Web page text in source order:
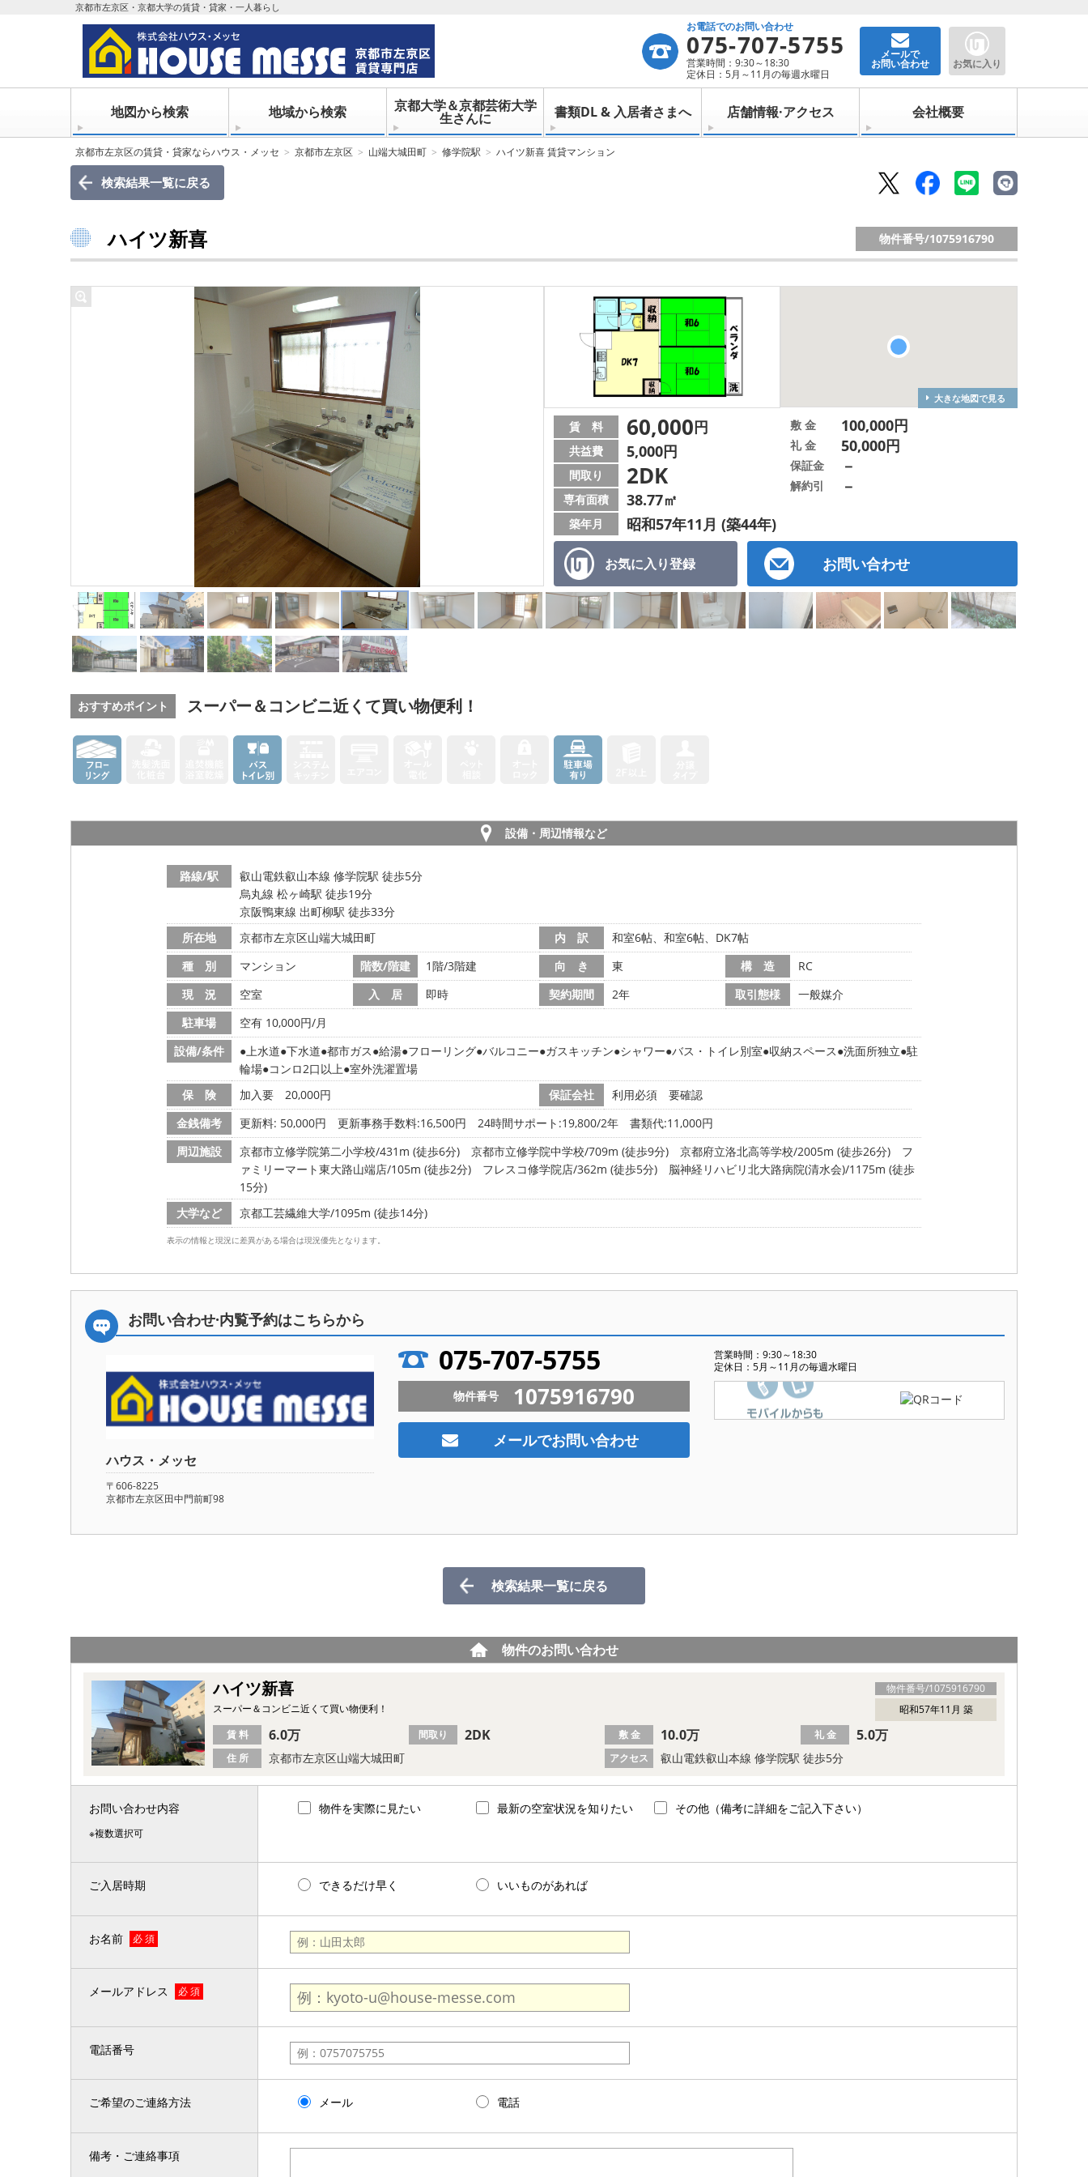
京都市左京区・京都大学の賃貸・貸家・一人暮らし
お電話でのお問い合わせ
075-707-5755
営業時間：9:30～18:30
定休日：5月～11月の毎週水曜日
メールで
お問い合わせ お気に入り
地図から検索 地域から検索 京都大学＆京都芸術大学
生さんに 書類DL & 入居者さまへ 店舗情報·アクセス 会社概要
京都市左京区の賃貸・貸家ならハウス・メッセ 京都市左京区 山端大城田町 修学院駅 ハイツ新喜 賃貸マンション
検索結果一覧に戻る
ハイツ新喜 物件番号/1075916790
大きな地図で見る
お気に入り登録 お問い合わせ
賃 料 60,000円
共益費 5,000円
間取り 2DK
専有面積 38.77㎡
築年月 昭和57年11月 (築44年)
敷 金 100,000円
礼 金 50,000円
保証金 －
解約引 －
おすすめポイント スーパー＆コンビニ近くて買い物便利！
設備・周辺情報など
路線/駅
叡山電鉄叡山本線 修学院駅 徒歩5分
烏丸線 松ヶ崎駅 徒歩19分
京阪鴨東線 出町柳駅 徒歩33分
所在地
京都市左京区山端大城田町 内 訳
和室6帖、和室6帖、DK7帖
種 別
マンション 階数/階建 1階/3階建 向 き 東 構 造
RC
現 況
空室 入 居 即時 契約期間 2年 取引態様
一般媒介
駐車場
空有 10,000円/月
設備/条件
上水道 下水道 都市ガス 給湯 フローリング バルコニー ガスキッチン シャワー バス・トイレ別室 収納スペース 洗面所独立 駐
輪場 コンロ2口以上 室外洗濯置場
保 険
加入要 20,000円 保証会社
利用必須 要確認
金銭備考
更新料: 50,000円
更新事務手数料:16,500円 24時間サポート:19,800/2年 書類代:11,000円
周辺施設
京都市立修学院第二小学校/431m (徒歩6分) 京都市立修学院中学校/709m (徒歩9分) 京都府立洛北高等学校/2005m (徒歩26分)
フ
ァミリーマート東大路山端店/105m (徒歩2分)
フレスコ修学院店/362m (徒歩5分)
脳神経リハビリ北大路病院(清水会)/1175m (徒歩
15分)
大学など
京都工芸繊維大学/1095m (徒歩14分)
表示の情報と現況に差異がある場合は現況優先となります。
お問い合わせ·内覧予約はこちらから
ハウス・メッセ
〒606-8225
京都市左京区田中門前町98
075-707-5755
営業時間：9:30～18:30
定休日：5月～11月の毎週水曜日
物件番号 1075916790
メールでお問い合わせ
検索結果一覧に戻る
物件のお問い合わせ
物件番号/1075916790
ハイツ新喜
昭和57年11月 築
スーパー＆コンビニ近くて買い物便利！
住 所 京都市左京区山端大城田町 アクセス 叡山電鉄叡山本線 修学院駅 徒歩5分
賃 料 6.0万 間取り 2DK 敷 金 10.0万 礼 金 5.0万
お問い合わせ内容
※複数選択可
物件を実際に見たい 最新の空室状況を知りたい その他（備考に詳細をご記入下さい）
ご入居時期 できるだけ早く いいものがあれば
お名前 必 須
メールアドレス 必 須
電話番号
ご希望のご連絡方法 メール 電話
備考・ご連絡事項